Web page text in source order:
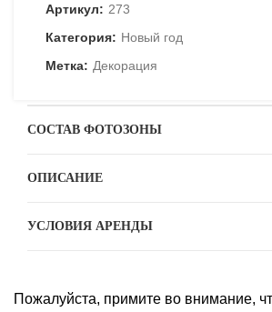
Артикул: 273
Категория: Новый год
Метка: Декорация
СОСТАВ ФОТОЗОНЫ
ОПИСАНИЕ
УСЛОВИЯ АРЕНДЫ
Пожалуйста, примите во внимание,